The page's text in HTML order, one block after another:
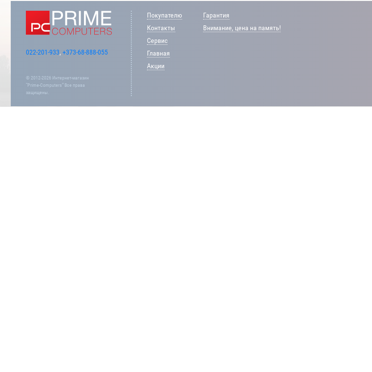
022-201-933, +373-68-888-055
© 2012-2026 Интернет-магазин
“Prime-Computers” Все права
защищены.
Покупателю
Контакты
Сервис
Главная
Акции
Гарантия
Внимание, цена на память!